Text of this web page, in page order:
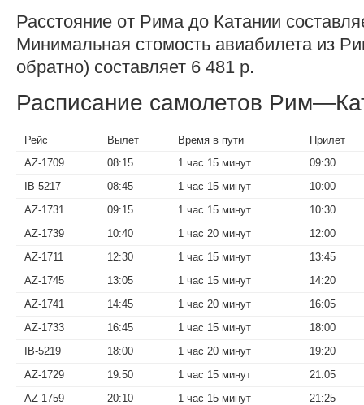
Расстояние от Рима до Катании
Минимальная стомость авиабилета из
обратно) составляет 6 481 р.
Расписание самолетов
Рейс Вылет Время в пути
Прилет
AZ-1709
08:15 1 час 15 минут
09:30
IB-5217
08:45 1 час 15 минут
10:00
AZ-1731
09:15 1 час 15 минут
10:30
AZ-1739
10:40 1 час 20 минут
12:00
AZ-1711
12:30 1 час 15 минут
13:45
AZ-1745
13:05 1 час 15 минут
14:20
AZ-1741
14:45 1 час 20 минут
16:05
AZ-1733
16:45 1 час 15 минут
18:00
IB-5219
18:00 1 час 20 минут
19:20
AZ-1729
19:50 1 час 15 минут
21:05
AZ-1759
20:10 1 час 15 минут
21:25